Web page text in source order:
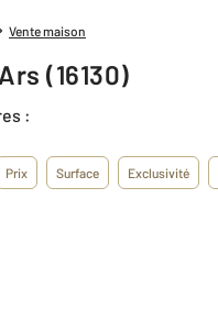
Vente maison
(16130)
:
Prix Surface Exclusivité